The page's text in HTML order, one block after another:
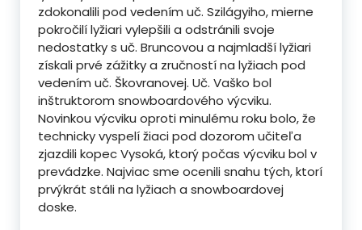
zdokonalili pod vedením uč. Szilágyiho, mierne
pokročilí lyžiari vylepšili a odstránili svoje
nedostatky s uč. Bruncovou a najmladší lyžiari
získali prvé zážitky a zručností na lyžiach pod
vedením uč. Škovranovej. Uč. Vaško bol
inštruktorom snowboardového výcviku.
Novinkou výcviku oproti minulému roku bolo, že
technicky vyspelí žiaci pod dozorom učiteľa
zjazdili kopec Vysoká, ktorý počas výcviku bol v
prevádzke. Najviac sme ocenili snahu tých, ktorí
prvýkrát stáli na lyžiach a snowboardovej
doske.